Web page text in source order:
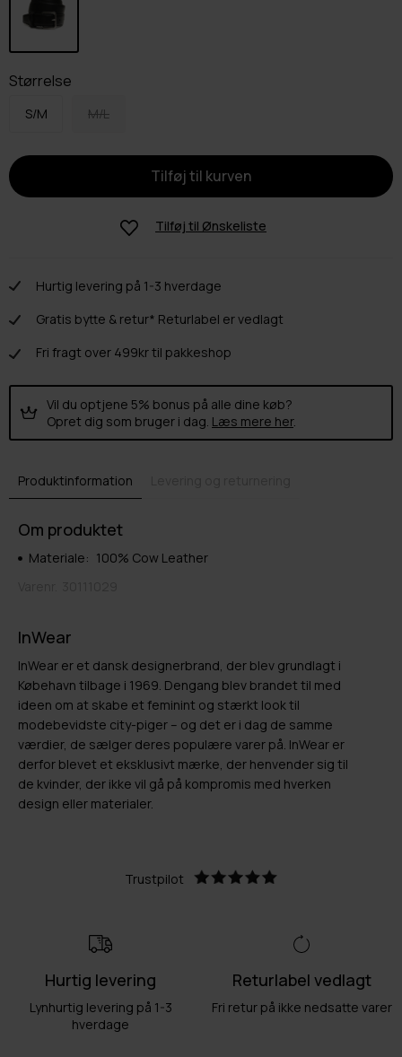
Størrelse
S/M M/L
Tilføj til Ønskeliste
Hurtig levering på 1-3 hverdage
Gratis bytte & retur* Returlabel er vedlagt
Fri fragt over 499kr til pakkeshop
Vil du optjene 5% bonus på alle dine køb?
Opret dig som bruger i dag. Læs mere her.
Produktinformation
Om produktet
Materiale: 100% Cow Leather
InWear
InWear er et dansk designerbrand, der blev grundlagt i
Købehavn tilbage i 1969. Dengang blev brandet til med
ideen om at skabe et feminint og stærkt look til
modebevidste city-piger – og det er i dag de samme
værdier, de sælger deres populære varer på. InWear er
derfor blevet et eksklusivt mærke, der henvender sig til
de kvinder, der ikke vil gå på kompromis med hverken
design eller materialer.
Trustpilot
Hurtig levering
Lynhurtig levering på 1-3
hverdage
Returlabel vedlagt
Fri retur på ikke nedsatte varer